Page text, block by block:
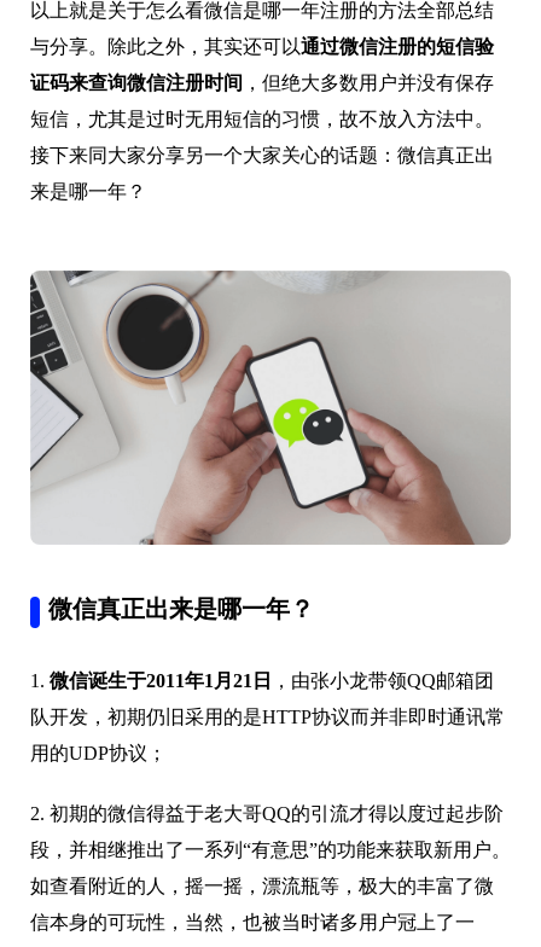
以上就是关于怎么看微信是哪一年注册的方法全部总结
与分享。除此之外，其实还可以通过微信注册的短信验
证码来查询微信注册时间 ，但绝大多数用户并没有保存
短信，尤其是过时无用短信的习惯，故不放入方法中。
接下来同大家分享另一个大家关心的话题：微信真正出
来是哪一年？
微信真正出来是哪一年？
1. 微信诞生于2011年1月21日
，由张小龙带领QQ邮箱团
队开发，初期仍旧采用的是HTTP协议而并非即时通讯常
用的UDP协议；
2. 初期的微信得益于老大哥QQ的引流才得以度过起步阶
段，并相继推出了一系列“有意思”的功能来获取新用户。
如查看附近的人，摇一摇，漂流瓶等，极大的丰富了微
信本身的可玩性，当然，也被当时诸多用户冠上了一